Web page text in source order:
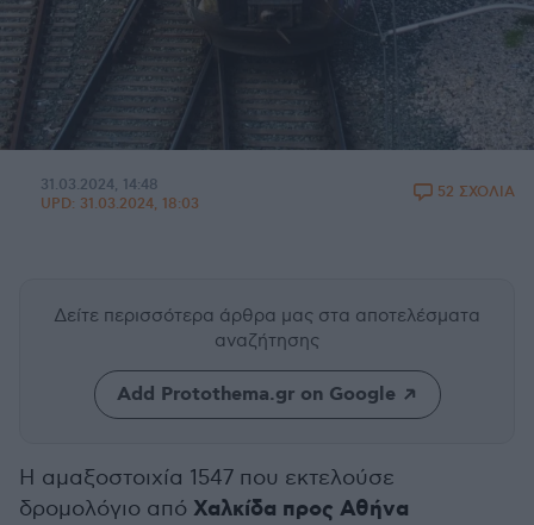
31.03.2024, 14:48
UPD: 31.03.2024, 18:03
52 ΣΧΟΛΙΑ
Δείτε περισσότερα άρθρα μας στα αποτελέσματα
αναζήτησης
Add Protothema.gr on Google
Η αμαξοστοιχία 1547 που εκτελούσε
δρομολόγιο από Χαλκίδα προς Αθήνα